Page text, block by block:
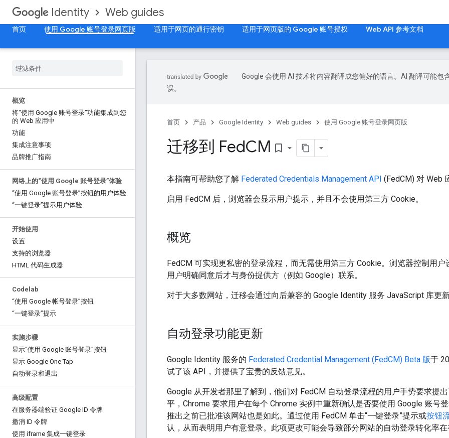
Identity Web guides
首页 使用 Google 账号登录网页版 适用于网页的通行密钥 适用于网页版的 Google 账号授权 Web API 参考文档
概览
将“使用 Google 账号登录”功能集成到您
的 Web 应用中
功能
集成注意事项
品牌推广指南
网络上的“使用 Google 账号登录”体验
“使用 Google 账号登录”按钮的用户体验
“一键登录”提示用户体验
开始使用
设置
支持的浏览器
HTML 代码生成器
Codelab
“使用 Google 帐号登录”按钮
“一键登录”提示
实施步骤
显示“使用 Google 账号登录”按钮
显示 Google One Tap
自动登录和退出
高级配置
在服务器端验证 Google ID 令牌
撤消 ID 令牌
使用 iframe 集成一键登录
Google 会使用 AI 技术将内容翻译成您偏好的语言。AI 翻译可能包
误。
首页 产品 Google Identity Web guides 使用 Google 账号登录网页版
迁移到 FedCM bookmark_border
本指南可帮助您了解 Federated Credentials Management API (FedCM) 对 Web
启用 FedCM 后，浏览器会显示用户提示，并且不会使用第三方 Cookie。
概览
FedCM 可实现更私密的登录流程，而无需使用第三方 Cookie。浏览器控制用
用户明确同意后才与身份提供方（例如 Google）联系。
对于大多数网站，迁移会通过向后兼容的 Google Identity 服务 JavaScript 库更
自动登录功能更新
Google Identity 服务的 Federated Credential Management (FedCM) Beta 版于
试了该 API，并提供了宝贵的反馈意见。
Google 从开发者那里了解到，他们对 FedCM 自动登录流程的用户手势要求提
平，Chrome 要求用户在每个 Chrome 实例中重新确认是否要使用 Google 账号
推出之前已批准该网站也是如此。通过使用 FedCM 单击“一键登录”提示或按钮
认，从而表明用户有意登录。此项更改可能会导致部分网站的自动登录转化率